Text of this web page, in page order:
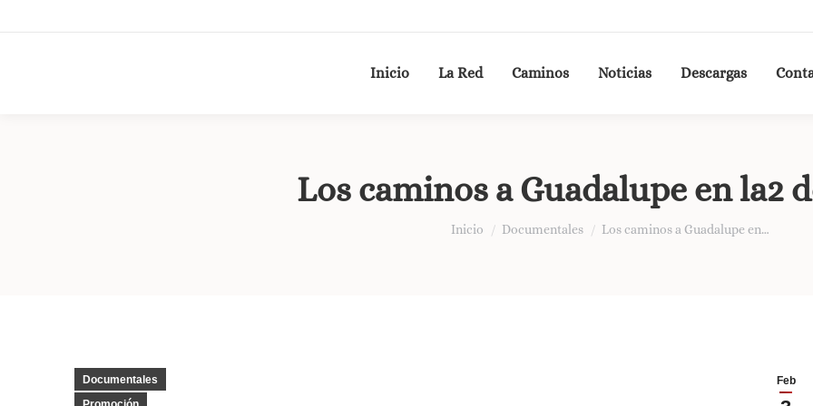
Inicio La Red Caminos Noticias Descargas
Los caminos a Guadalupe en la2
Estás aquí:
Inicio Documentales Los caminos a Guadalupe en…
Feb
Documentales